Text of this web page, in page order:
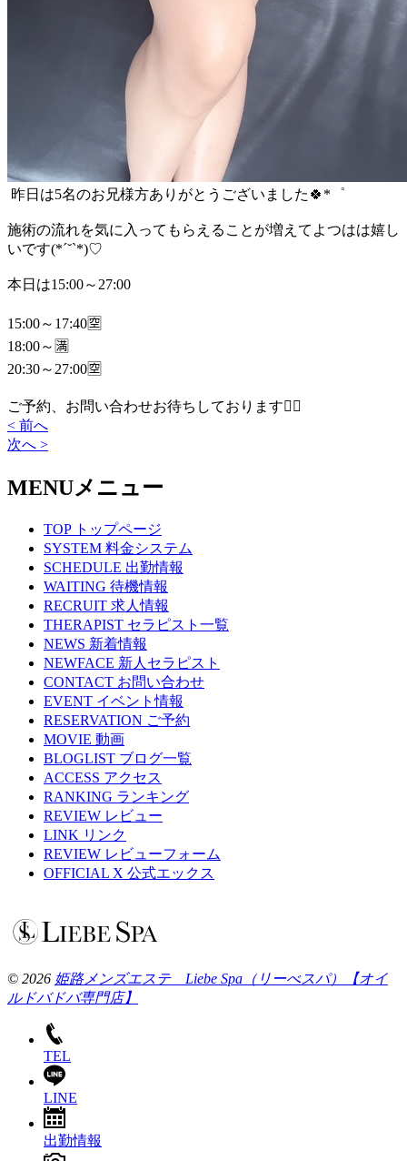
昨日は5名のお兄様方ありがとうございました🍀*゜
施術の流れを気に入ってもらえることが増えてよつはは嬉し
いです(*´˘`*)♡
本日は15:00～27:00
15:00～17:40🈳
18:00～🈵
20:30～27:00🈳
ご予約、お問い合わせお待ちしております🙇‍♀️
< 前へ
次へ >
MENUメニュー
TOP トップページ
SYSTEM 料金システム
SCHEDULE 出勤情報
WAITING 待機情報
RECRUIT 求人情報
THERAPIST セラピスト一覧
NEWS 新着情報
NEWFACE 新人セラピスト
CONTACT お問い合わせ
EVENT イベント情報
RESERVATION ご予約
MOVIE 動画
BLOGLIST ブログ一覧
ACCESS アクセス
RANKING ランキング
REVIEW レビュー
LINK リンク
REVIEW レビューフォーム
OFFICIAL X 公式エックス
© 2026 姫路メンズエステ Liebe Spa（リーべスパ）【オイ
ルドバドバ専門店】
TEL
LINE
出勤情報